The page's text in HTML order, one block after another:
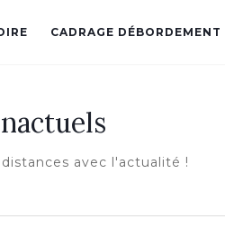
CADRAGE DÉBORDEMENT
avec l'actualité !